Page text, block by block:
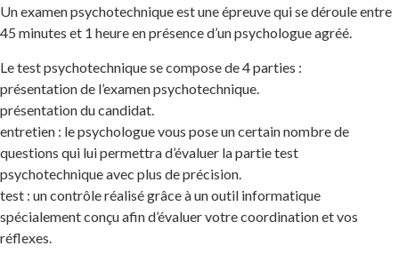
Un examen psychotechnique est une épreuve qui se déroule entre
45 minutes et 1 heure en présence d’un psychologue agréé.
Le test psychotechnique se compose de 4 parties :
présentation de l’examen psychotechnique.
présentation du candidat.
entretien : le psychologue vous pose un certain nombre de
questions qui lui permettra d’évaluer la partie test
psychotechnique avec plus de précision.
test : un contrôle réalisé grâce à un outil informatique
spécialement conçu afin d’évaluer votre coordination et vos
réflexes.